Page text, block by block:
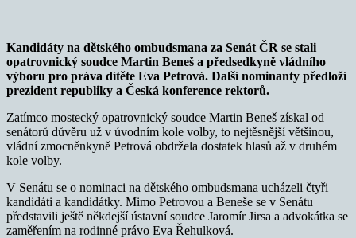
Kandidáty na dětského ombudsmana za Senát ČR se stali
opatrovnický soudce Martin Beneš a předsedkyně vládního
výboru pro práva dítěte Eva Petrová. Další nominanty předloží
prezident republiky a Česká konference rektorů.
Zatímco mostecký opatrovnický soudce Martin Beneš získal od
senátorů důvěru už v úvodním kole volby, to nejtěsnější většinou,
vládní zmocněnkyně Petrová obdržela dostatek hlasů až v druhém
kole volby.
V Senátu se o nominaci na dětského ombudsmana ucházeli čtyři
kandidáti a kandidátky. Mimo Petrovou a Beneše se v Senátu
představili ještě někdejší ústavní soudce Jaromír Jirsa a advokátka se
zaměřením na rodinné právo Eva Řehulková.